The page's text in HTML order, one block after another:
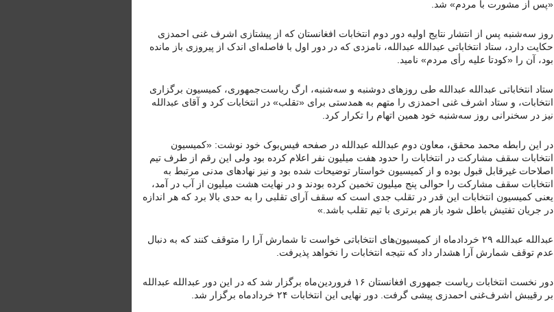
«پس از مشورت با مردم» شد.
روز سه‌شنبه پس از انتشار نتایج اولیه دور دوم انتخابات افغانستان که از پیشتازی اشرف غنی احمدزی
حکایت دارد، ستاد انتخاباتی عبدالله عبدالله، نامزدی که در دور اول با فاصله‌ای اندک از پیروزی باز مانده
بود، آن را «کودتا علیه رأی مردم» نامید.
ستاد انتخاباتی عبدالله عبدالله طی روزهای دوشنبه و سه‌شنبه، ارگ ریاست‌جمهوری، کمیسیون برگزاری
انتخابات، و ستاد اشرف غنی احمدزی را متهم به همدستی برای «تقلب» در انتخابات کرد و آقای عبدالله
نیز در سخنرانی روز سه‌شنبه خود همین اتهام را تکرار کرد.
در این رابطه محمد محقق، معاون دوم عبدالله عبدالله در صفحه فیس‌بوک خود نوشت: «کمیسیون
انتخابات سقف مشارکت در انتخابات را حدود هفت میلیون نفر اعلام کرده بود ولی این رقم از طرف تیم
اصلاحات غیرقابل قبول بوده و از کمیسیون خواستار توضیحات شده بود و نیز نهادهای مدنی مرتبط به
انتخابات سقف مشارکت را حوالی پنج میلیون تخمین کرده بودند و در نهایت هشت میلیون از آب در آمد،
یعنی کمیسیون انتخابات این قدر در تقلب جدی است که سقف آرای تقلبی را به حدی بالا برد که هر اندازه
در جریان تفتیش باطل شود باز هم برتری با تیم تقلب باشد.»
عبدالله عبدالله ۲۹ خردادماه از کمیسیون‌های انتخاباتی خواست تا شمارش آرا را متوقف کنند که به دنبال
عدم توقف شمارش آرا هشدار داد که نتیجه انتخابات را نخواهد پذیرفت.
دور نخست انتخابات ریاست جمهوری افغانستان ۱۶ فروردین‌ماه برگزار شد که در این دور عبدالله عبدالله
بر رقیبش اشرف‌غنی احمد‌زی پیشی گرفت. دور نهایی این انتخابات ۲۴ خردادماه برگزار شد.